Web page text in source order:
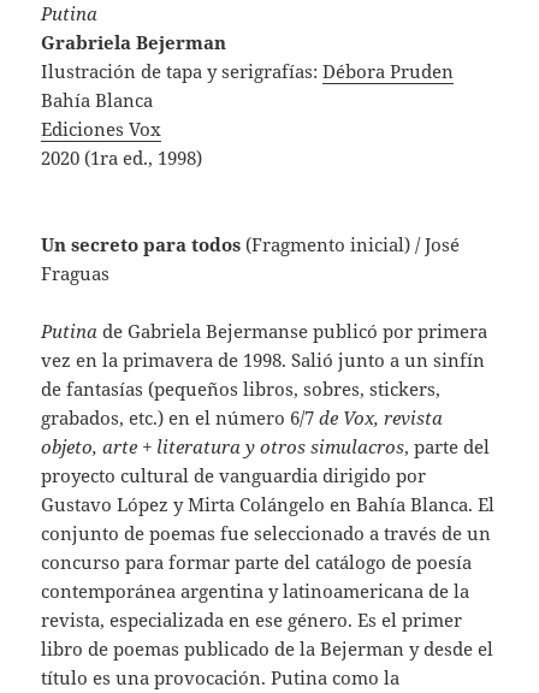
Putina
Grabriela Bejerman
Ilustración de tapa y serigrafías:Débora Pruden
Bahía Blanca
Ediciones Vox
2020 (1ra ed., 1998)
Un secreto para todos(Fragmento inicial) / José
Fraguas
Putinade Gabriela Bejermanse publicó por primera
vez en la primavera de 1998. Salió junto a un sinfín
de fantasías (pequeños libros, sobres, stickers,
grabados, etc.) en el número 6/7de Vox, revista
objeto, arte + literatura y otros simulacros, parte del
proyecto cultural de vanguardia dirigido por
Gustavo López y Mirta Colángelo en Bahía Blanca. El
conjunto de poemas fue seleccionado a través de un
concurso para formar parte del catálogo de poesía
contemporánea argentina y latinoamericana de la
revista, especializada en ese género. Es el primer
libro de poemas publicado de la Bejerman y desde el
título es una provocación. Putina como la